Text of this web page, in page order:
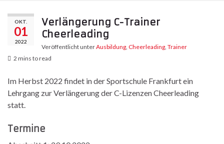
OKT.
01
2022
Verlängerung C-Trainer
Cheerleading
Veröffentlicht unterAusbildung, Cheerleading, Trainer
2 mins to read
Im Herbst 2022 findet in der Sportschule Frankfurt ein
Lehrgang zur Verlängerung der C-Lizenzen Cheerleading
statt.
Termine